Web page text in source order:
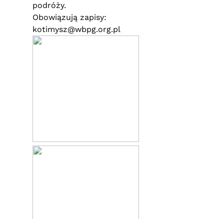
podróży.
Obowiązują zapisy:
kotimysz@wbpg.org.pl